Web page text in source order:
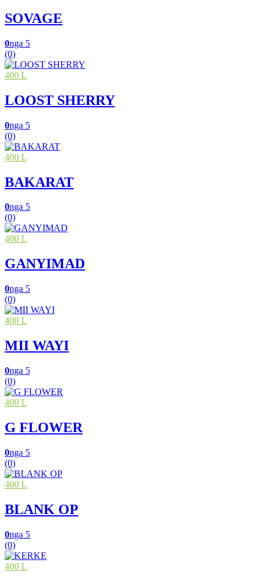
SOVAGE
0nga 5
(0)
400 L
LOOST SHERRY
0nga 5
(0)
400 L
BAKARAT
0nga 5
(0)
400 L
GANYIMAD
0nga 5
(0)
400 L
MII WAYI
0nga 5
(0)
400 L
G FLOWER
0nga 5
(0)
400 L
BLANK OP
0nga 5
(0)
400 L